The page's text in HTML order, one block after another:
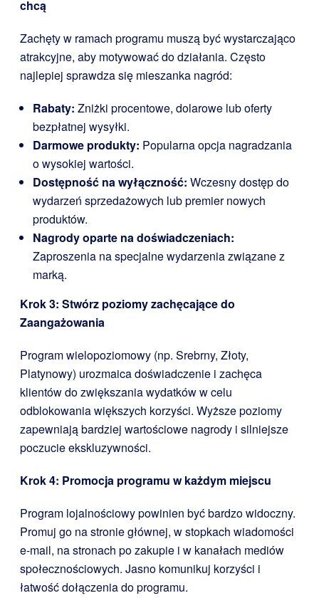
chcą
Zachęty w ramach programu muszą być wystarczająco
atrakcyjne, aby motywować do działania. Często
najlepiej sprawdza się mieszanka nagród:
Rabaty: Zniżki procentowe, dolarowe lub oferty
bezpłatnej wysyłki.
Darmowe produkty: Popularna opcja nagradzania
o wysokiej wartości.
Dostępność na wyłączność: Wczesny dostęp do
wydarzeń sprzedażowych lub premier nowych
produktów.
Nagrody oparte na doświadczeniach:
Zaproszenia na specjalne wydarzenia związane z
marką.
Krok 3: Stwórz poziomy zachęcające do
Zaangażowania
Program wielopoziomowy (np. Srebrny, Złoty,
Platynowy) urozmaica doświadczenie i zachęca
klientów do zwiększania wydatków w celu
odblokowania większych korzyści. Wyższe poziomy
zapewniają bardziej wartościowe nagrody i silniejsze
poczucie ekskluzywności.
Krok 4: Promocja programu w każdym miejscu
Program lojalnościowy powinien być bardzo widoczny.
Promuj go na stronie głównej, w stopkach wiadomości
e-mail, na stronach po zakupie i w kanałach mediów
społecznościowych. Jasno komunikuj korzyści i
łatwość dołączenia do programu.